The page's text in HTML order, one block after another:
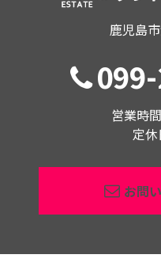
鹿児島
営業時
定
お問